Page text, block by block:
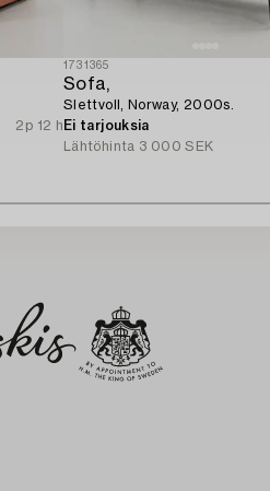
2p 12 h
1731365
Sofa,
Slettvoll, Norway, 2000s.
Ei tarjouksia
Lähtöhinta 3 000 SEK